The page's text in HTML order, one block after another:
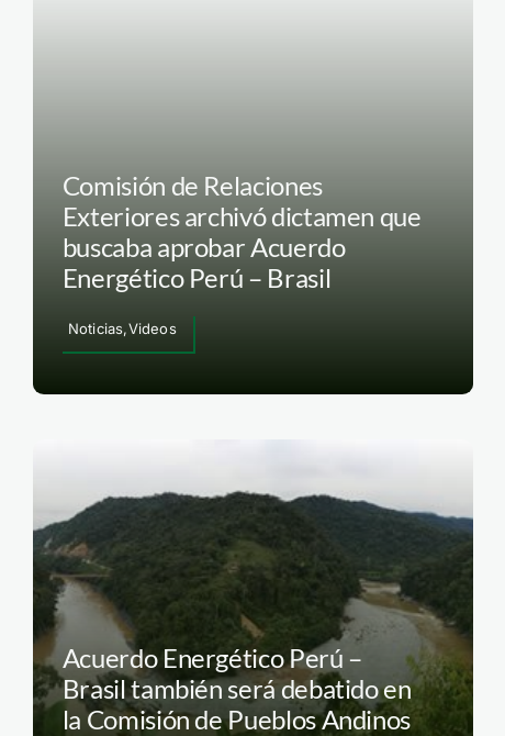
Comisión de Relaciones
Exteriores archivó dictamen que
buscaba aprobar Acuerdo
Energético Perú – Brasil
Noticias,Videos
Acuerdo Energético Perú –
Brasil también será debatido en
la Comisión de Pueblos Andinos